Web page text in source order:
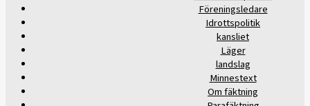
Föreningsledare
Idrottspolitik
kansliet
Läger
landslag
Minnestext
Om fäktning